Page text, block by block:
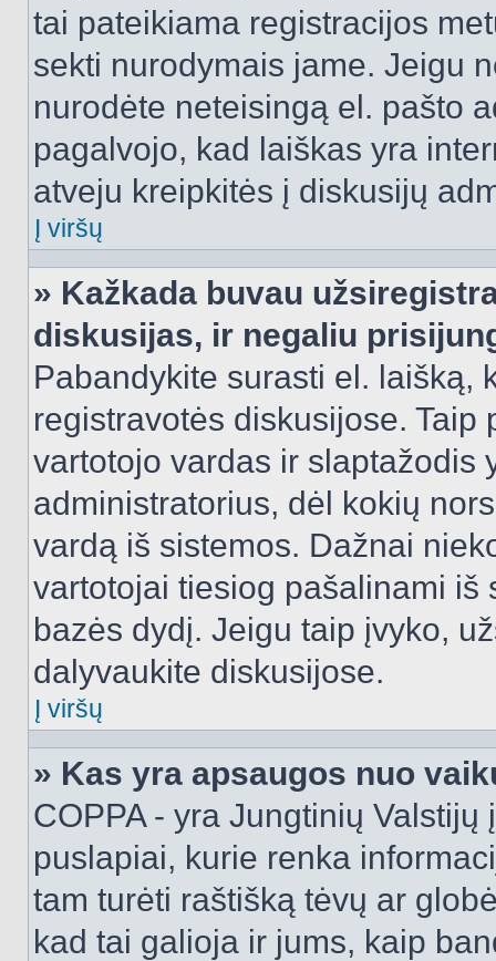
tai pateikiama registracijos
sekti nurodymais jame. Jeigu
nurodėte neteisingą el. pašto
pagalvojo, kad laiškas yra
atveju kreipkitės į diskusijų
Į viršų
» Kažkada buvau
diskusijas, ir negaliu
Pabandykite surasti el. laišką,
registravotės diskusijose.
vartotojo vardas ir slaptažodis
administratorius, dėl kokių
vardą iš sistemos. Dažnai
vartotojai tiesiog pašalinami iš
bazės dydį. Jeigu taip įvyko,
dalyvaukite diskusijose.
Į viršų
» Kas yra apsaugos nuo
COPPA - yra Jungtinių
puslapiai, kurie renka
tam turėti raštišką tėvų ar
kad tai galioja ir jums, kaip